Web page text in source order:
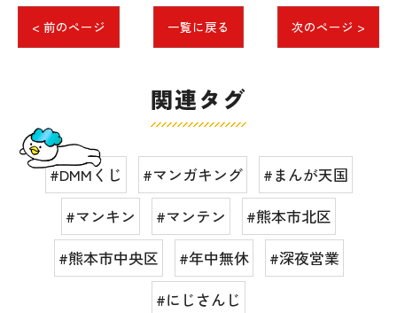
< 前のページ 一覧に戻る 次のページ >
関連タグ
#DMMくじ #マンガキング
#まんが天国
#マンキン
#マンテン
#熊本市北区
#熊本市中央区
#年中無休
#深夜営業
#にじさんじ